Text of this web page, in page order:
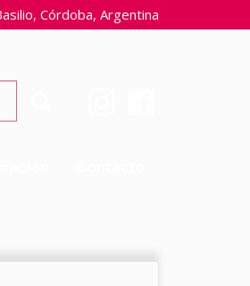
Córdoba, Argentina